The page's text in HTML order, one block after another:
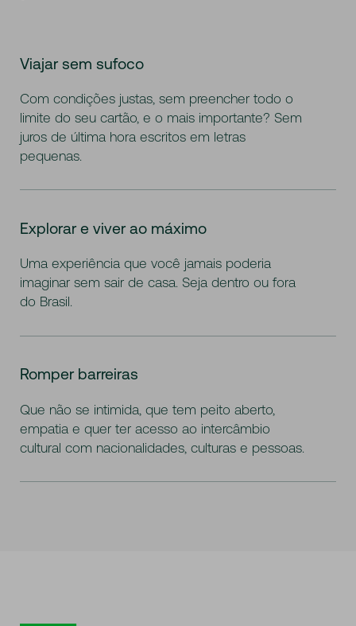
Viajar sem sufoco
Com condições justas, sem preencher todo o
limite do seu cartão, e o mais importante? Sem
juros de última hora escritos em letras
pequenas.
Explorar e viver ao máximo
Uma experiência que você jamais poderia
imaginar sem sair de casa. Seja dentro ou fora
do Brasil.
Romper barreiras
Que não se intimida, que tem peito aberto,
empatia e quer ter acesso ao intercâmbio
cultural com nacionalidades, culturas e pessoas.